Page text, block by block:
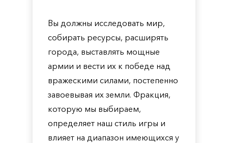
Вы должны исследовать мир,
собирать ресурсы, расширять
города, выставлять мощные
армии и вести их к победе над
вражескими силами, постепенно
завоевывая их земли. Фракция,
которую мы выбираем,
определяет наш стиль игры и
влияет на диапазон имеющихся у